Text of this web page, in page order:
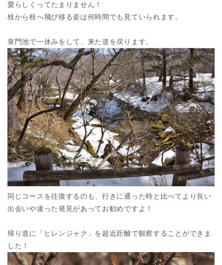
愛らしくってたまりません！
枝から枝へ飛び移る姿は何時間でも見ていられます。
泉門池で一休みをして、来た道を戻ります。
同じコースを往復するのも、行きに通った時と比べてより良い
出会いや違った発見があってお勧めですよ！
帰り道に「ヒレンジャク」を超近距離で観察することができま
した！